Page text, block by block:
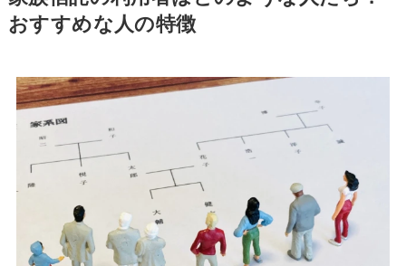
おすすめな人の特徴